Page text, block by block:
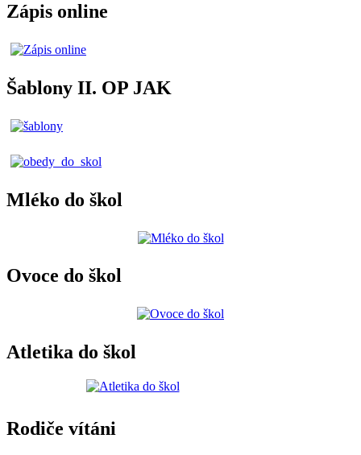
Zápis online
Šablony II. OP JAK
Mléko do škol
Ovoce do škol
Atletika do škol
Rodiče vítáni